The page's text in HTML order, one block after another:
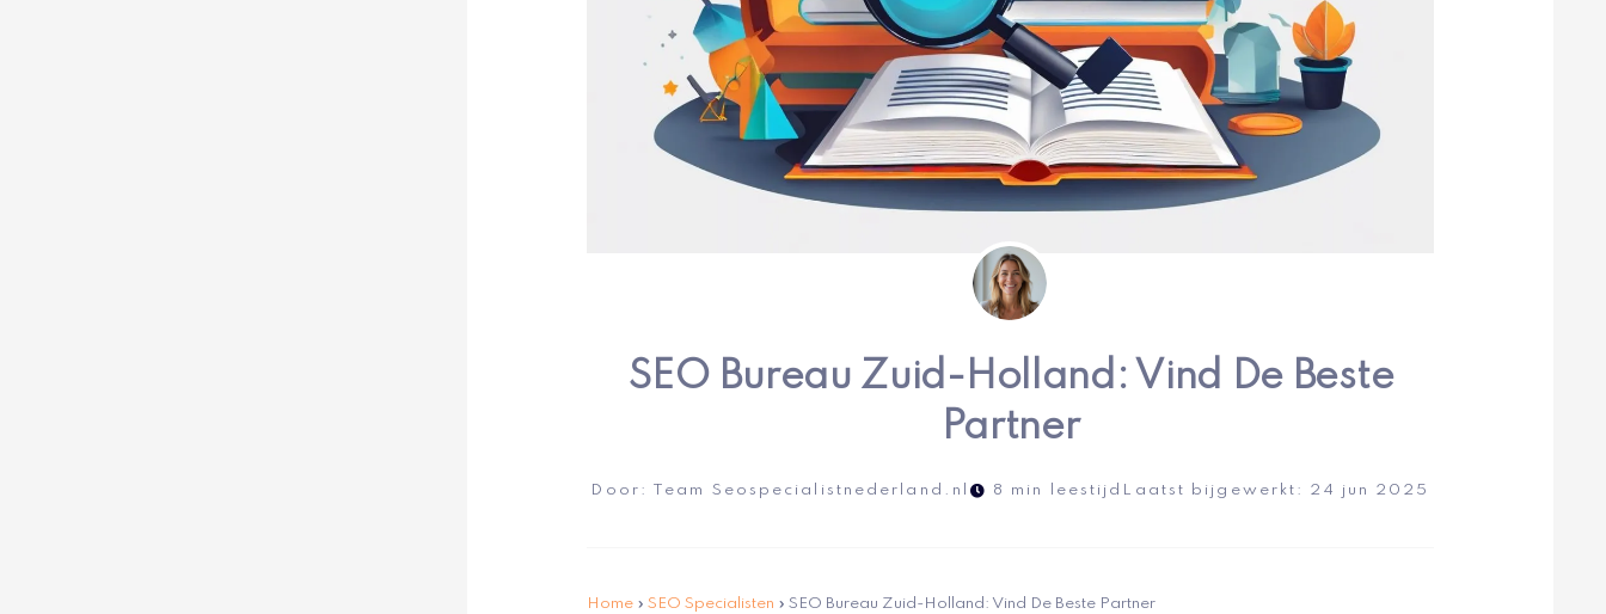
SEO Bureau Zuid-Holland: Vind De Beste
Partner
Door: Team Seospecialistnederland.nl 8 min leestijd Laatst bijgewerkt: 24 jun 2025
Home » SEO Specialisten » SEO Bureau Zuid-Holland: Vind De Beste Partner